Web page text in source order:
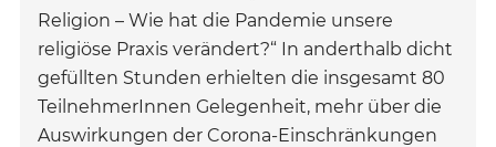
Religion – Wie hat die Pandemie unsere
religiöse Praxis verändert?“ In anderthalb dicht
gefüllten Stunden erhielten die insgesamt 80
TeilnehmerInnen Gelegenheit, mehr über die
Auswirkungen der Corona-Einschränkungen